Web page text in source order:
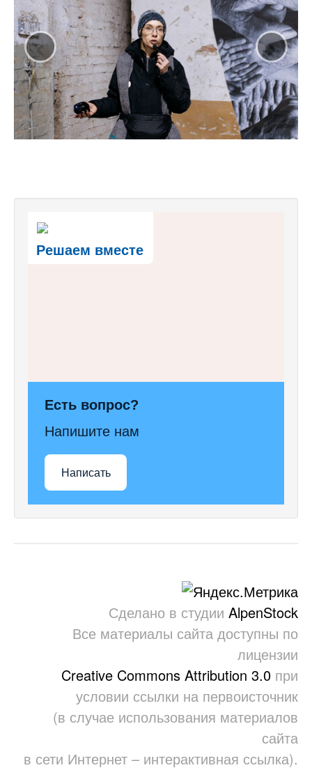
‹ ›
Решаем вместе
Есть вопрос?
Напишите нам
Написать
Сделано в студии AlpenStock
Все материалы сайта доступны по
лицензии
Creative Commons Attribution 3.0 при
условии ссылки на первоисточник
(в случае использования материалов
сайта
в сети Интернет – интерактивная ссылка).